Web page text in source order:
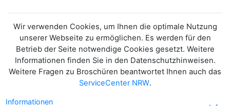
Wir verwenden Cookies, um Ihnen die optimale Nutzung
unserer Webseite zu ermöglichen. Es werden für den
Betrieb der Seite notwendige Cookies gesetzt. Weitere
Informationen finden Sie in den Datenschutzhinweisen.
Weitere Fragen zu Broschüren beantwortet Ihnen auch das
ServiceCenter NRW.
Informationen